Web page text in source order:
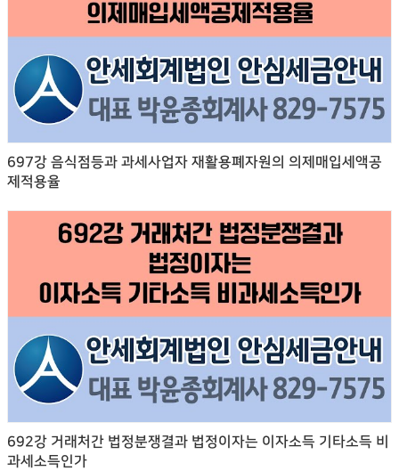
697강 음식점등과 과세사업자 재활용폐자원의 의제매입세액공
제적용율
692강 거래처간 법정분쟁결과 법정이자는 이자소득 기타소득 비
과세소득인가